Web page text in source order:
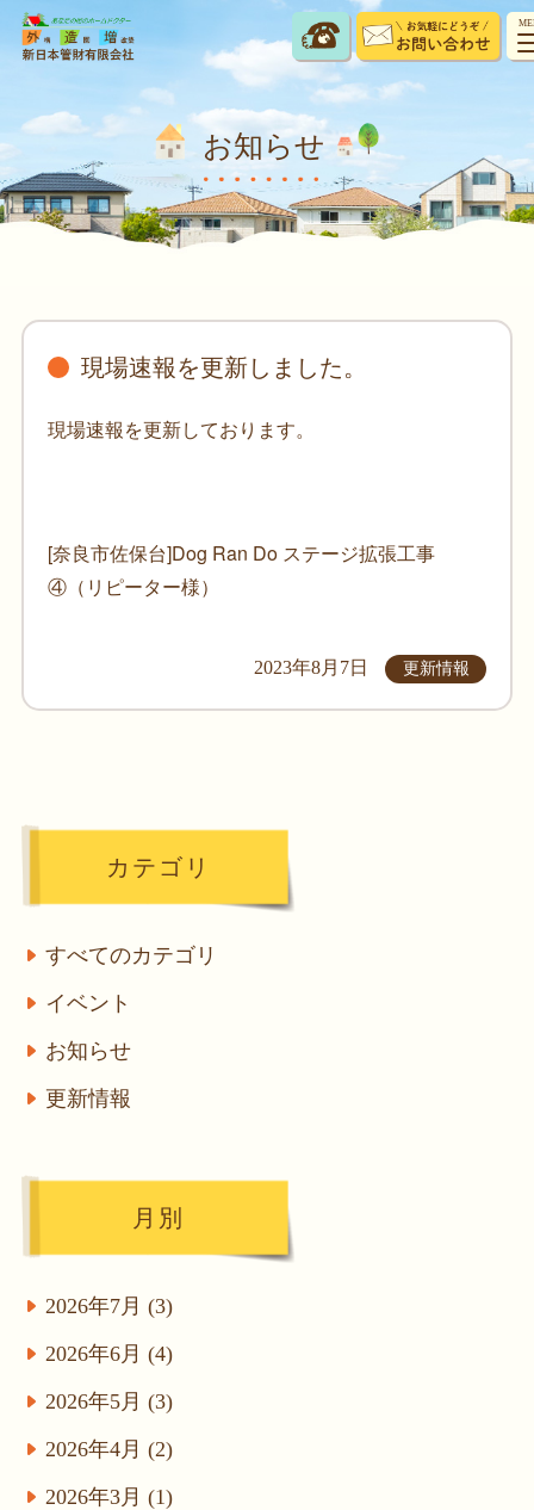
お知らせ
現場速報を更新しました。
現場速報を更新しております。
[奈良市佐保台]Dog Ran Do ステージ拡張工事
④（リピーター様）
2023年8月7日 更新情報
カテゴリ
すべてのカテゴリ
イベント
お知らせ
更新情報
月別
2026年7月 (3)
2026年6月 (4)
2026年5月 (3)
2026年4月 (2)
2026年3月 (1)